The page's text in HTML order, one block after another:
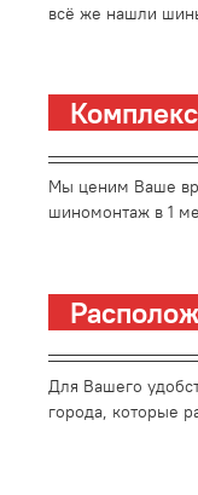
всё же нашли
Мы ценим Ваше
шиномонтаж в 1
Для Вашего
города, которые